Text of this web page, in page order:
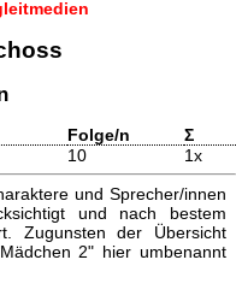
Folge/n
Σ
10 1x
und Sprecher/innen
und nach bestem
Zugunsten der Übersicht
2" hier umbenannt